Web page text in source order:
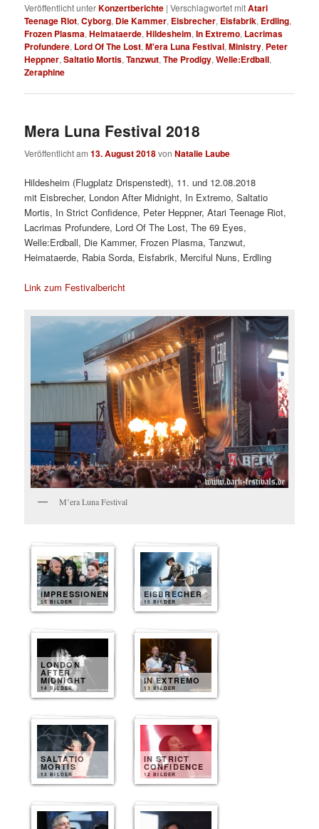
Veröffentlicht unterKonzertberichte |Verschlagwortet mitAtari
Teenage Riot,Cyborg, Die Kammer, Eisbrecher, Eisfabrik, Erdling,
Frozen Plasma,Heimataerde,Hildesheim,In Extremo, Lacrimas
Profundere, Lord Of The Lost,M'era Luna Festival,Ministry, Peter
Heppner,Saltatio Mortis,Tanzwut,The Prodigy,Welle:Erdball,
Zeraphine
Mera Luna Festival 2018
Veröffentlicht am13. August 2018vonNatalie Laube
Hildesheim (Flugplatz Drispenstedt), 11. und 12.08.2018
mit Eisbrecher, London After Midnight, In Extremo, Saltatio
Mortis, In Strict Confidence, Peter Heppner, Atari Teenage Riot,
Lacrimas Profundere, Lord Of The Lost, The 69 Eyes,
Welle:Erdball, Die Kammer, Frozen Plasma, Tanzwut,
Heimataerde, Rabia Sorda, Eisfabrik, Merciful Nuns, Erdling
Link zum Festivalbericht
M’era Luna Festival
IMPRESSIONEN
55 BILDER
EISBRECHER
15 BILDER
LONDON
AFTER
MIDNIGHT
14 BILDER
IN EXTREMO
13 BILDER
SALTATIO
MORTIS
13 BILDER
IN STRICT
CONFIDENCE
12 BILDER